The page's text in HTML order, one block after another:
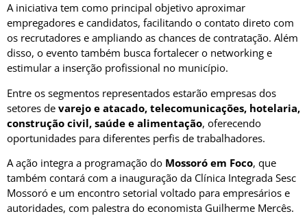
A iniciativa tem como principal objetivo aproximar
empregadores e candidatos, facilitando o contato direto com
os recrutadores e ampliando as chances de contratação. Além
disso, o evento também busca fortalecer o networking e
estimular a inserção profissional no município.
Entre os segmentos representados estarão empresas dos
setores de varejo e atacado, telecomunicações, hotelaria,
construção civil, saúde e alimentação, oferecendo
oportunidades para diferentes perfis de trabalhadores.
A ação integra a programação do Mossoró em Foco, que
também contará com a inauguração da Clínica Integrada Sesc
Mossoró e um encontro setorial voltado para empresários e
autoridades, com palestra do economista Guilherme Mercês.